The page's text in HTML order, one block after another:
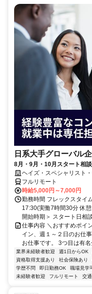
日系大手グローバル
8月・9月・10月スタート相
イン／週1～2日勤務】IFRS
ヘイズ・スペシャリスト
フルリモート
時給5,000円～7,000円
勤務時間 フレックスタイ
17:30(実働7時間30分 休
開始時期＞ スタート日相
仕事内容 ＼おすすめポイ
イン、週１～２日のお仕
お仕事です。 3つ目は有
業界未経験者歓迎 週1日からOK
資格取得支援あり
社会保険あり
学歴不問
即日勤務OK 職場見学可
未経験者歓迎
フルリモート 交